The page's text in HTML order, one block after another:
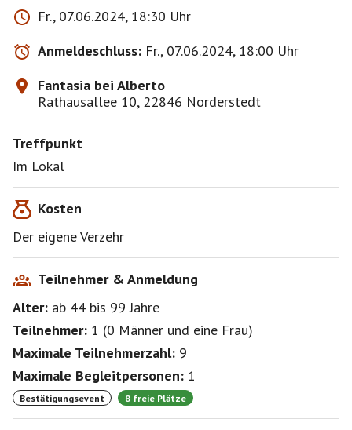
Fr., 07.06.2024, 18:30 Uhr
Anmeldeschluss: Fr., 07.06.2024, 18:00 Uhr
Fantasia bei Alberto
Rathausallee 10, 22846 Norderstedt
Treffpunkt
Im Lokal
Kosten
Der eigene Verzehr
Teilnehmer & Anmeldung
Alter: ab 44 bis 99Jahre
Teilnehmer: 1 (0 Männer und eine Frau)
Maximale Teilnehmerzahl: 9
Maximale Begleitpersonen: 1
Bestätigungsevent 8 freie Plätze